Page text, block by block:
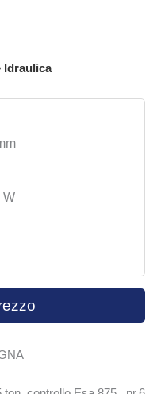
Idraulica
W